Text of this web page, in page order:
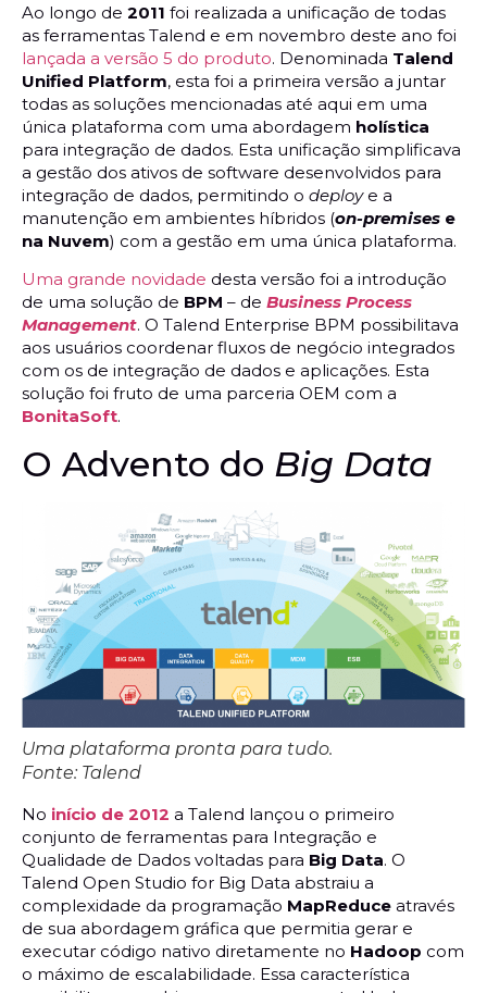
Ao longo de 2011 foi realizada a unificação de todas
as ferramentas Talend e em novembro deste ano foi
lançada a versão 5 do produto. Denominada Talend
Unified Platform, esta foi a primeira versão a juntar
todas as soluções mencionadas até aqui em uma
única plataforma com uma abordagem holística
para integração de dados. Esta unificação simplificava
a gestão dos ativos de software desenvolvidos para
integração de dados, permitindo o deploy e a
manutenção em ambientes híbridos (on-premises e
na Nuvem) com a gestão em uma única plataforma.
Uma grande novidade desta versão foi a introdução
de uma solução de BPM – de Business Process
Management. O Talend Enterprise BPM possibilitava
aos usuários coordenar fluxos de negócio integrados
com os de integração de dados e aplicações. Esta
solução foi fruto de uma parceria OEM com a
BonitaSoft.
O Advento do Big Data
Uma plataforma pronta para tudo.
Fonte: Talend
No início de 2012 a Talend lançou o primeiro
conjunto de ferramentas para Integração e
Qualidade de Dados voltadas para Big Data. O
Talend Open Studio for Big Data abstraiu a
complexidade da programação MapReduce através
de sua abordagem gráfica que permitia gerar e
executar código nativo diretamente no Hadoop com
o máximo de escalabilidade. Essa característica